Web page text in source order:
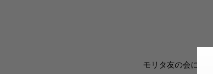
モリタ友の会に登